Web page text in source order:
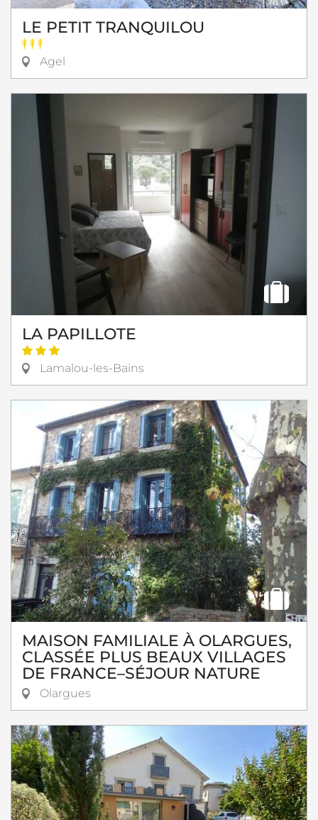
LE PETIT TRANQUILOU
Agel
LA PAPILLOTE
Lamalou-les-Bains
MAISON FAMILIALE À OLARGUES,
CLASSÉE PLUS BEAUX VILLAGES
DE FRANCE–SÉJOUR NATURE
Olargues